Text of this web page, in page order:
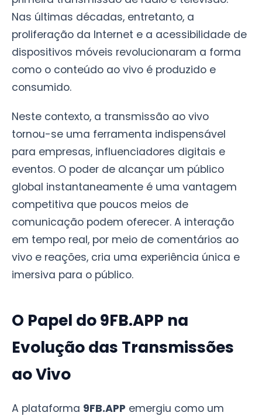
Nas últimas décadas, entretanto, a
proliferação da Internet e a acessibilidade de
dispositivos móveis revolucionaram a forma
como o conteúdo ao vivo é produzido e
consumido.
Neste contexto, a transmissão ao vivo
tornou-se uma ferramenta indispensável
para empresas, influenciadores digitais e
eventos. O poder de alcançar um público
global instantaneamente é uma vantagem
competitiva que poucos meios de
comunicação podem oferecer. A interação
em tempo real, por meio de comentários ao
vivo e reações, cria uma experiência única e
imersiva para o público.
O Papel do 9FB.APP na
Evolução das Transmissões
ao Vivo
A plataforma 9FB.APP emergiu como um